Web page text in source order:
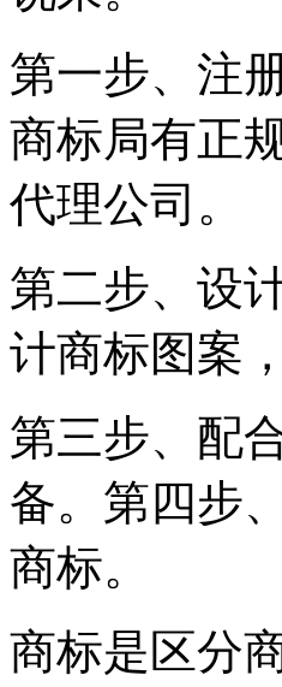
第一步、注
商标局有正
代理公司。
第二步、设
计商标图案
第三步、配
备。第四步
商标。
商标是区分